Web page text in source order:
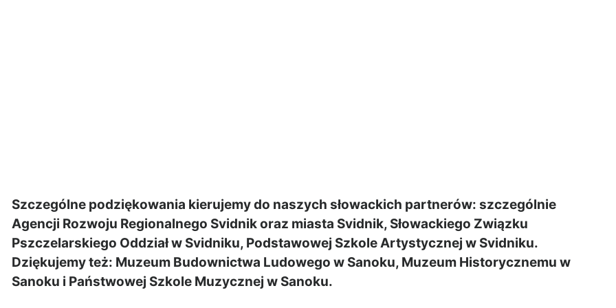
Szczególne podziękowania kierujemy do naszych słowackich partnerów: szczególnie
Agencji Rozwoju Regionalnego Svidnik oraz miasta Svidnik, Słowackiego Związku
Pszczelarskiego Oddział w Svidniku, Podstawowej Szkole Artystycznej w Svidniku.
Dziękujemy też: Muzeum Budownictwa Ludowego w Sanoku, Muzeum Historycznemu w
Sanoku i Państwowej Szkole Muzycznej w Sanoku.